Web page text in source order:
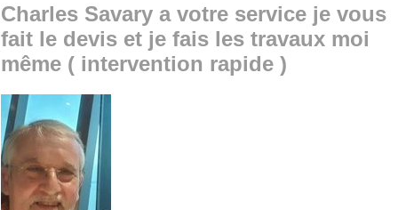
Charles Savary a votre service je vous
fait le devis et je fais les travaux moi
même ( intervention rapide )